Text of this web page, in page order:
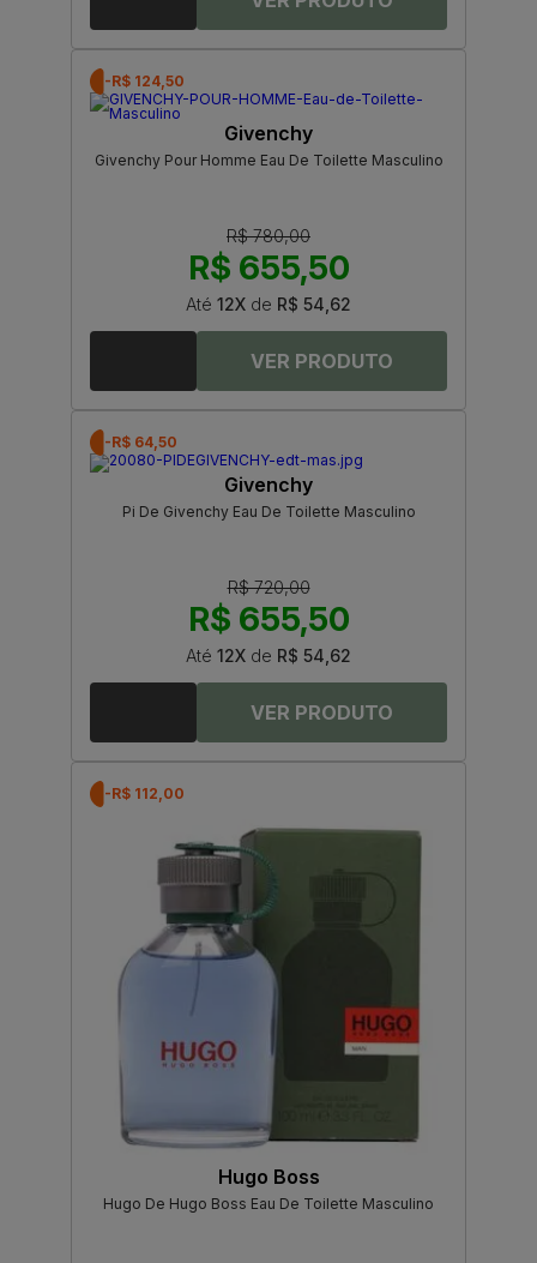
-R$ 124,50
Givenchy
Givenchy Pour Homme Eau De Toilette Masculino
R$ 780,00
R$ 655,50
Até 12X de R$ 54,62
-R$ 64,50
Givenchy
Pi De Givenchy Eau De Toilette Masculino
R$ 720,00
R$ 655,50
Até 12X de R$ 54,62
-R$ 112,00
Hugo Boss
Hugo De Hugo Boss Eau De Toilette Masculino